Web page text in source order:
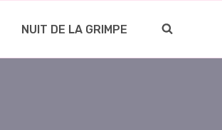
NUIT DE LA GRIMPE